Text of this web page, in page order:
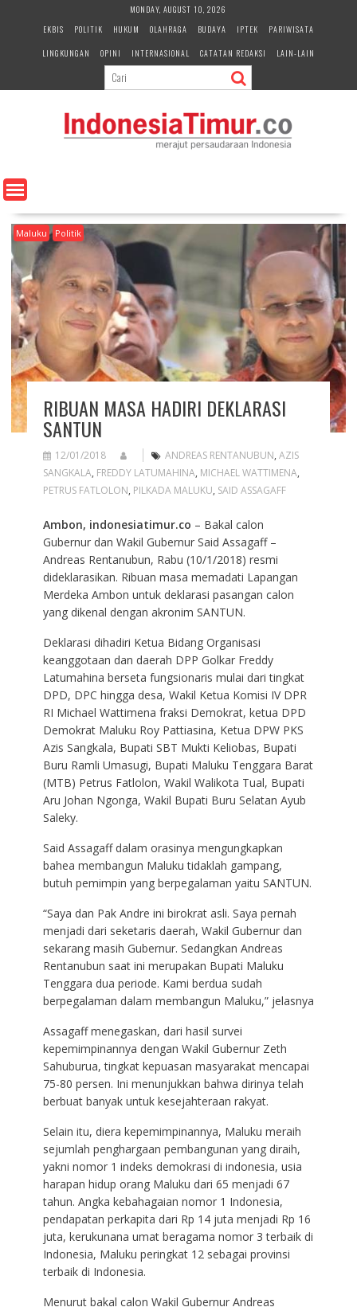
e
n
MONDAY, AUGUST 10, 2026
EKBIS
POLITIK HUKUM OLAHRAGA BUDAYA IPTEK
PARIWISATA
LINGKUNGAN
OPINI INTERNASIONAL CATATAN REDAKSI LAIN-LAIN
Maluku Politik
RIBUAN MASA HADIRI DEKLARASI
SANTUN
12/01/2018 ANDREAS RENTANUBUN, AZIS
SANGKALA, FREDDY LATUMAHINA, MICHAEL WATTIMENA,
PETRUS FATLOLON, PILKADA MALUKU, SAID ASSAGAFF
Ambon, indonesiatimur.co – Bakal calon
Gubernur dan Wakil Gubernur Said Assagaff –
Andreas Rentanubun, Rabu (10/1/2018) resmi
dideklarasikan. Ribuan masa memadati Lapangan
Merdeka Ambon untuk deklarasi pasangan calon
yang dikenal dengan akronim SANTUN.
Deklarasi dihadiri Ketua Bidang Organisasi
keanggotaan dan daerah DPP Golkar Freddy
Latumahina berseta fungsionaris mulai dari tingkat
DPD, DPC hingga desa, Wakil Ketua Komisi IV DPR
RI Michael Wattimena fraksi Demokrat, ketua DPD
Demokrat Maluku Roy Pattiasina, Ketua DPW PKS
Azis Sangkala, Bupati SBT Mukti Keliobas, Bupati
Buru Ramli Umasugi, Bupati Maluku Tenggara Barat
(MTB) Petrus Fatlolon, Wakil Walikota Tual, Bupati
Aru Johan Ngonga, Wakil Bupati Buru Selatan Ayub
Saleky.
Said Assagaff dalam orasinya mengungkapkan
bahea membangun Maluku tidaklah gampang,
butuh pemimpin yang berpegalaman yaitu SANTUN.
“Saya dan Pak Andre ini birokrat asli. Saya pernah
menjadi dari seketaris daerah, Wakil Gubernur dan
sekarang masih Gubernur. Sedangkan Andreas
Rentanubun saat ini merupakan Bupati Maluku
Tenggara dua periode. Kami berdua sudah
berpegalaman dalam membangun Maluku,” jelasnya
Assagaff menegaskan, dari hasil survei
kepemimpinannya dengan Wakil Gubernur Zeth
Sahuburua, tingkat kepuasan masyarakat mencapai
75-80 persen. Ini menunjukkan bahwa dirinya telah
berbuat banyak untuk kesejahteraan rakyat.
Selain itu, diera kepemimpinannya, Maluku meraih
sejumlah penghargaan pembangunan yang diraih,
yakni nomor 1 indeks demokrasi di indonesia, usia
harapan hidup orang Maluku dari 65 menjadi 67
tahun. Angka kebahagaian nomor 1 Indonesia,
pendapatan perkapita dari Rp 14 juta menjadi Rp 16
juta, kerukunana umat beragama nomor 3 terbaik di
Indonesia, Maluku peringkat 12 sebagai provinsi
terbaik di Indonesia.
Menurut bakal calon Wakil Gubernur Andreas